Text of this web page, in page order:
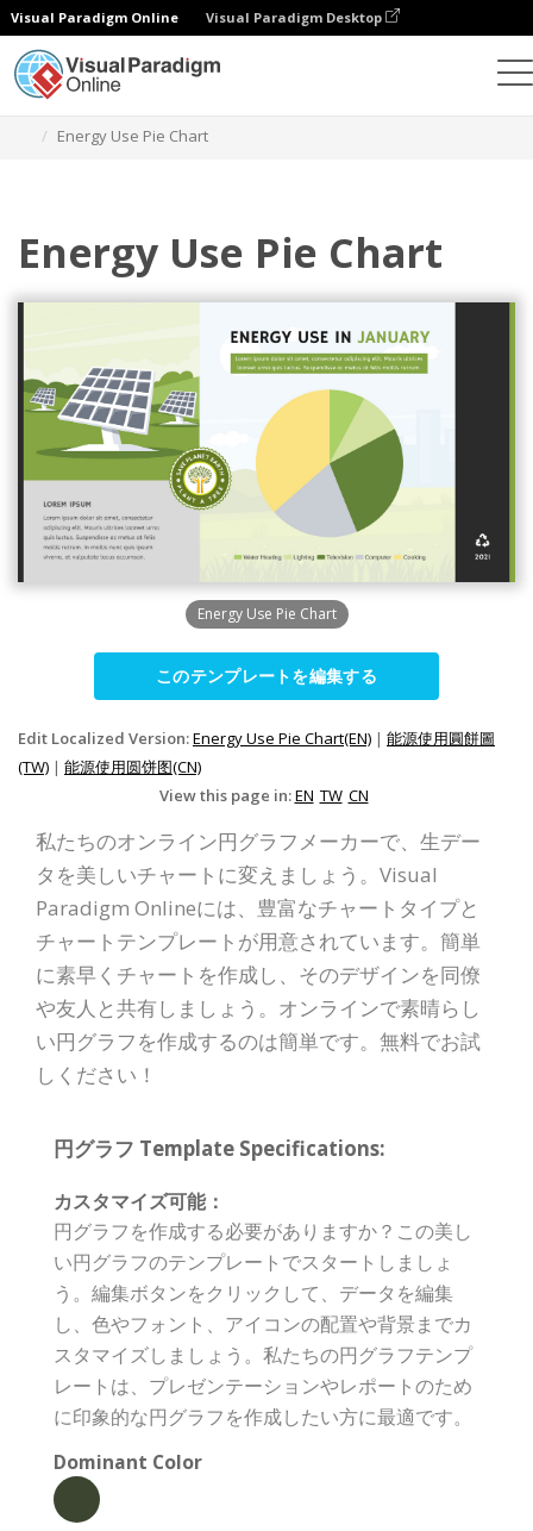
Visual Paradigm Online Visual Paradigm Desktop
Energy Use Pie Chart
Energy Use Pie Chart
Energy Use Pie Chart
このテンプレートを編集する
Edit Localized Version:Energy Use Pie Chart(EN) | 能源使用圓餅圖
(TW) | 能源使用圆饼图(CN)
View this page in:EN TW CN
私たちのオンライン円グラフメーカーで、生デー
タを美しいチャートに変えましょう。Visual
Paradigm Onlineには、豊富なチャートタイプと
チャートテンプレートが用意されています。簡単
に素早くチャートを作成し、そのデザインを同僚
や友人と共有しましょう。オンラインで素晴らし
い円グラフを作成するのは簡単です。無料でお試
しください！
円グラフ Template Specifications:
カスタマイズ可能：
円グラフを作成する必要がありますか？この美し
い円グラフのテンプレートでスタートしましょ
う。編集ボタンをクリックして、データを編集
し、色やフォント、アイコンの配置や背景までカ
スタマイズしましょう。私たちの円グラフテンプ
レートは、プレゼンテーションやレポートのため
に印象的な円グラフを作成したい方に最適です。
Dominant Color